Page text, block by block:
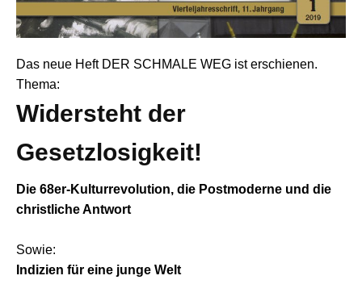
Das neue Heft DER SCHMALE WEG ist erschienen.
Thema:
Widersteht der
Gesetzlosigkeit!
Die 68er-Kulturrevolution, die Postmoderne und die
christliche Antwort
Sowie:
Indizien für eine junge Welt